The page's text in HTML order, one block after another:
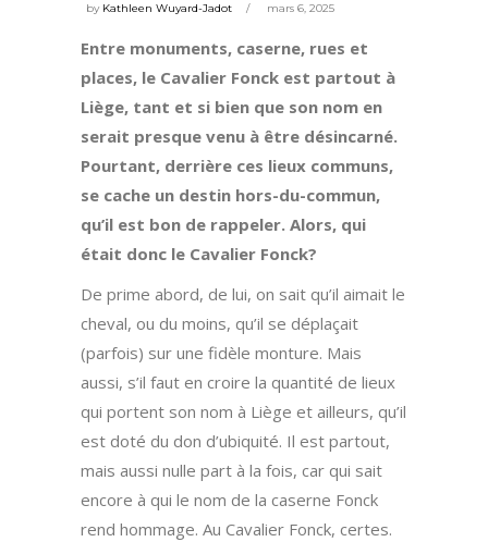
by Kathleen Wuyard-Jadot mars 6, 2025
Entre monuments, caserne, rues et
places, le Cavalier Fonck est partout à
Liège, tant et si bien que son nom en
serait presque venu à être désincarné.
Pourtant, derrière ces lieux communs,
se cache un destin hors-du-commun,
qu’il est bon de rappeler. Alors, qui
était donc le Cavalier Fonck?
De prime abord, de lui, on sait qu’il aimait le
cheval, ou du moins, qu’il se déplaçait
(parfois) sur une fidèle monture. Mais
aussi, s’il faut en croire la quantité de lieux
qui portent son nom à Liège et ailleurs, qu’il
est doté du don d’ubiquité. Il est partout,
mais aussi nulle part à la fois, car qui sait
encore à qui le nom de la caserne Fonck
rend hommage. Au Cavalier Fonck, certes.